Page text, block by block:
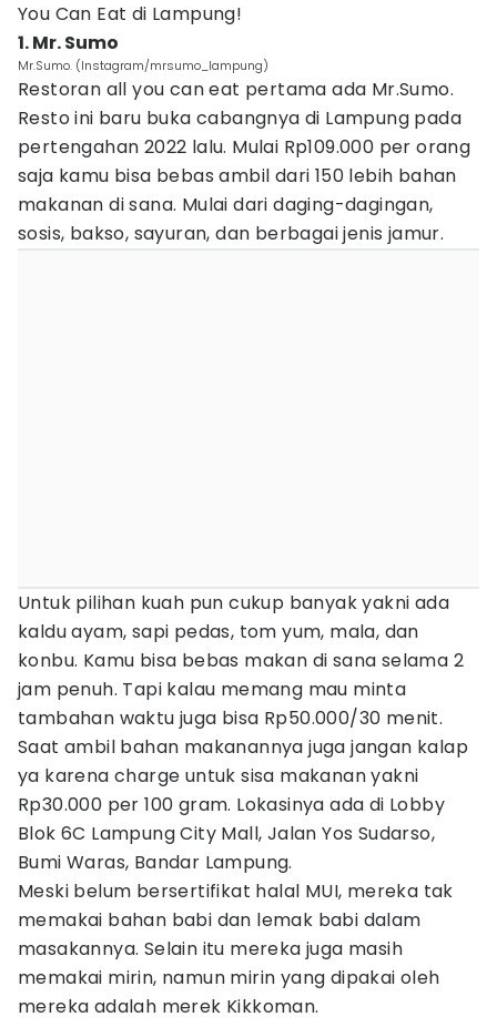
You Can Eat di Lampung!
1. Mr. Sumo
Mr.Sumo. (Instagram/mrsumo_lampung)
Restoran all you can eat pertama ada Mr.Sumo.
Resto ini baru buka cabangnya di Lampung pada
pertengahan 2022 lalu. Mulai Rp109.000 per orang
saja kamu bisa bebas ambil dari 150 lebih bahan
makanan di sana. Mulai dari daging-dagingan,
sosis, bakso, sayuran, dan berbagai jenis jamur.
Untuk pilihan kuah pun cukup banyak yakni ada
kaldu ayam, sapi pedas, tom yum, mala, dan
konbu. Kamu bisa bebas makan di sana selama 2
jam penuh. Tapi kalau memang mau minta
tambahan waktu juga bisa Rp50.000/30 menit.
Saat ambil bahan makanannya juga jangan kalap
ya karena charge untuk sisa makanan yakni
Rp30.000 per 100 gram. Lokasinya ada di Lobby
Blok 6C Lampung City Mall, Jalan Yos Sudarso,
Bumi Waras, Bandar Lampung.
Meski belum bersertifikat halal MUI, mereka tak
memakai bahan babi dan lemak babi dalam
masakannya. Selain itu mereka juga masih
memakai mirin, namun mirin yang dipakai oleh
mereka adalah merek Kikkoman.